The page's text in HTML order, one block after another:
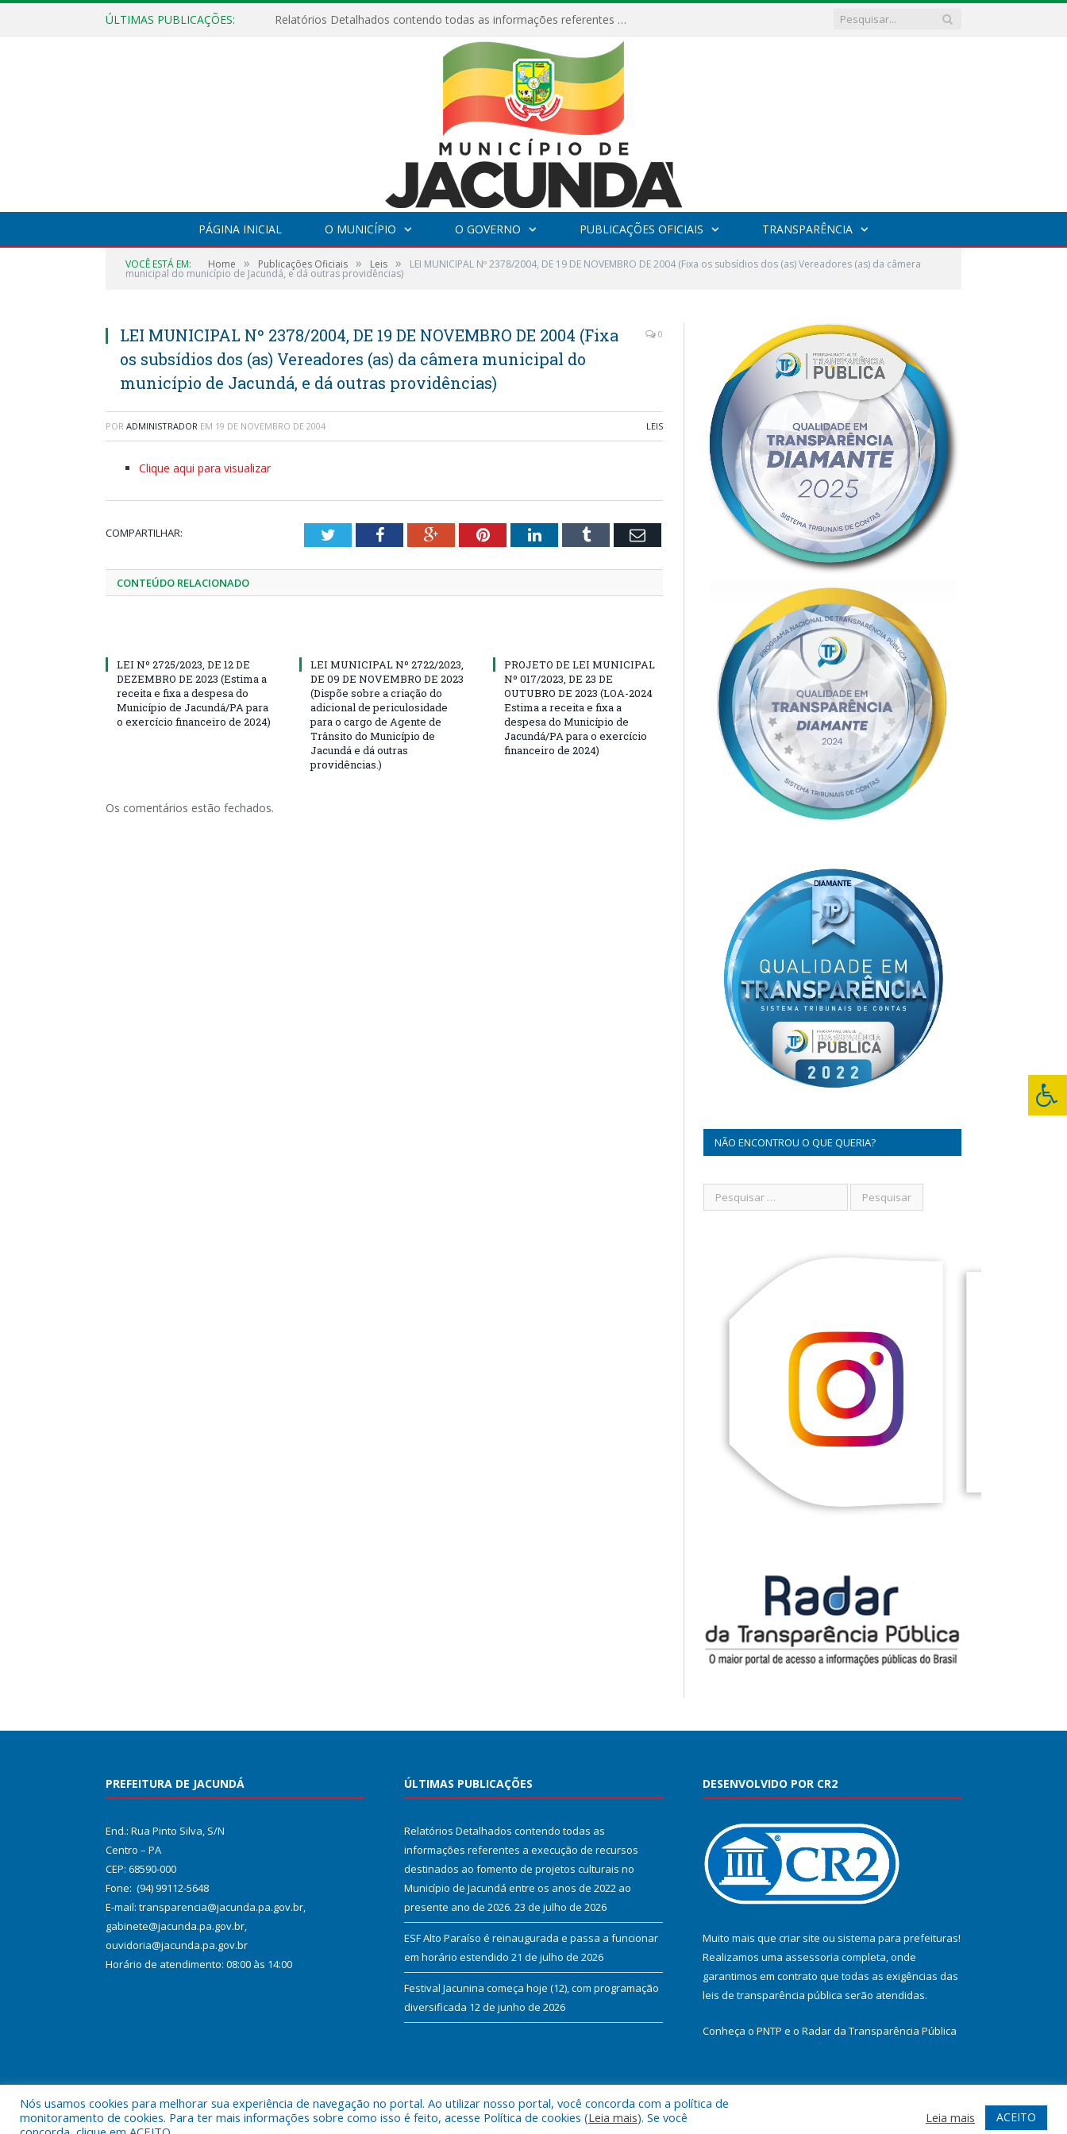
ÚLTIMAS PUBLICAÇÕES: Relatórios Detalhados contendo todas as informações referentes a execução de recursos destinados ao fomento de projetos culturais no Município de Jacundá entre os anos de 2022 ao presente ano de 2026.
PÁGINA INICIAL O MUNICÍPIO O GOVERNO PUBLICAÇÕES OFICIAIS TRANSPARÊNCIA
VOCÊ ESTÁ EM: Home » Publicações Oficiais » Leis » LEI MUNICIPAL Nº 2378/2004, DE 19 DE NOVEMBRO DE 2004 (Fixa os subsídios dos (as) Vereadores (as) da câmera
municipal do município de Jacundá, e dá outras providências)
LEI MUNICIPAL Nº 2378/2004, DE 19 DE NOVEMBRO DE 2004 (Fixa
os subsídios dos (as) Vereadores (as) da câmera municipal do
município de Jacundá, e dá outras providências)
0
POR ADMINISTRADOR EM 19 DE NOVEMBRO DE 2004 LEIS
Clique aqui para visualizar
COMPARTILHAR: TwitterFacebookGoogle+PinterestLinkedInTumblr Email
CONTEÚDO RELACIONADO
LEI Nº 2725/2023, DE 12 DE
DEZEMBRO DE 2023 (Estima a
receita e fixa a despesa do
Município de Jacundá/PA para
o exercício financeiro de 2024)
LEI MUNICIPAL Nº 2722/2023,
DE 09 DE NOVEMBRO DE 2023
(Dispõe sobre a criação do
adicional de periculosidade
para o cargo de Agente de
Trânsito do Município de
Jacundá e dá outras
providências.)
PROJETO DE LEI MUNICIPAL
Nº 017/2023, DE 23 DE
OUTUBRO DE 2023 (LOA-2024
Estima a receita e fixa a
despesa do Município de
Jacundá/PA para o exercício
financeiro de 2024)
Os comentários estão fechados.
NÃO ENCONTROU O QUE QUERIA?
PREFEITURA DE JACUNDÁ
End.: Rua Pinto Silva, S/N
Centro – PA
CEP: 68590-000
Fone: (94) 99112-5648
E-mail: transparencia@jacunda.pa.gov.br,
gabinete@jacunda.pa.gov.br,
ouvidoria@jacunda.pa.gov.br
Horário de atendimento: 08:00 às 14:00
ÚLTIMAS PUBLICAÇÕES
Relatórios Detalhados contendo todas as
informações referentes a execução de recursos
destinados ao fomento de projetos culturais no
Município de Jacundá entre os anos de 2022 ao
presente ano de 2026. 23 de julho de 2026
ESF Alto Paraíso é reinaugurada e passa a funcionar
em horário estendido 21 de julho de 2026
Festival Jacunina começa hoje (12), com programação
diversificada 12 de junho de 2026
DESENVOLVIDO POR CR2
Muito mais que criar site ou sistema para prefeituras!
Realizamos uma assessoria completa, onde
garantimos em contrato que todas as exigências das
leis de transparência pública serão atendidas.
Conheça o PNTP e o Radar da Transparência Pública
Todos os direitos reservados a Prefeitura Municipal de Jacundá. Mapa do Site Acessar Webmail
Nós usamos cookies para melhorar sua experiência de navegação no portal. Ao utilizar nosso portal, você concorda com a política de
monitoramento de cookies. Para ter mais informações sobre como isso é feito, acesse Política de cookies (Leia mais). Se você
Leia mais ACEITO